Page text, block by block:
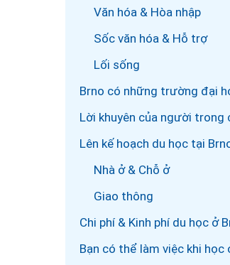
Văn hóa & Hòa nhập
Sốc văn hóa & Hỗ trợ
Lối sống
Brno có những trường đại
Lời khuyên của người trong
Lên kế hoạch du học tại
Nhà ở & Chỗ ở
Giao thông
Chi phí & Kinh phí du học ở
Bạn có thể làm việc khi học